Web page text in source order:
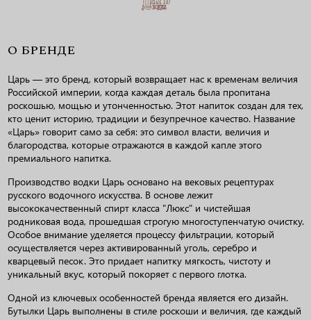
О БРЕНДЕ
Царь — это бренд, который возвращает нас к временам величия
Российской империи, когда каждая деталь была пропитана
роскошью, мощью и утонченностью. Этот напиток создан для тех,
кто ценит историю, традиции и безупречное качество. Название
«Царь» говорит само за себя: это символ власти, величия и
благородства, которые отражаются в каждой капле этого
премиального напитка.
Производство водки Царь основано на вековых рецептурах
русского водочного искусства. В основе лежит
высококачественный спирт класса "Люкс" и чистейшая
родниковая вода, прошедшая строгую многоступенчатую очистку.
Особое внимание уделяется процессу фильтрации, который
осуществляется через активированный уголь, серебро и
кварцевый песок. Это придает напитку мягкость, чистоту и
уникальный вкус, который покоряет с первого глотка.
Одной из ключевых особенностей бренда является его дизайн.
Бутылки Царь выполнены в стиле роскоши и величия, где каждый